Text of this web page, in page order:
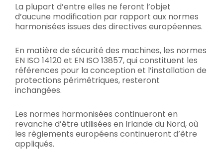
La plupart d’entre elles ne feront l’objet
d’aucune modification par rapport aux normes
harmonisées issues des directives européennes.
En matière de sécurité des machines, les normes
EN ISO 14120 et EN ISO 13857, qui constituent les
références pour la conception et l’installation de
protections périmétriques, resteront
inchangées.
Les normes harmonisées continueront en
revanche d’être utilisées en Irlande du Nord, où
les règlements européens continueront d’être
appliqués.